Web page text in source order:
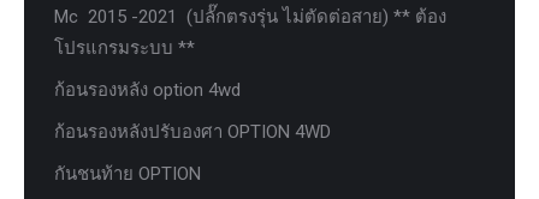
Mc 2015 -2021 (ปลั๊กตรงรุ่น ไม่ตัดต่อสาย) ** ต้อง
โปรแกรมระบบ **
ก้อนรองหลัง option 4wd
ก้อนรองหลังปรับองศา OPTION 4WD
กันชนท้าย OPTION